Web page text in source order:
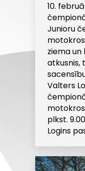
10.
Junioru
ziema un
atkusnis,
Valters
plkst.
Logins